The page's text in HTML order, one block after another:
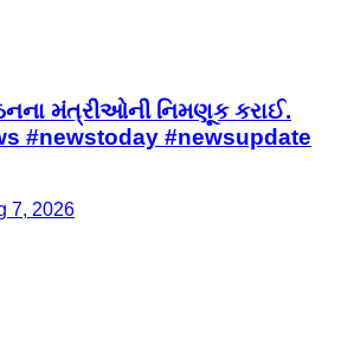
મંત્રીઓની નિમણૂક કરાઈ.
#newstoday #newsupdate
7, 2026